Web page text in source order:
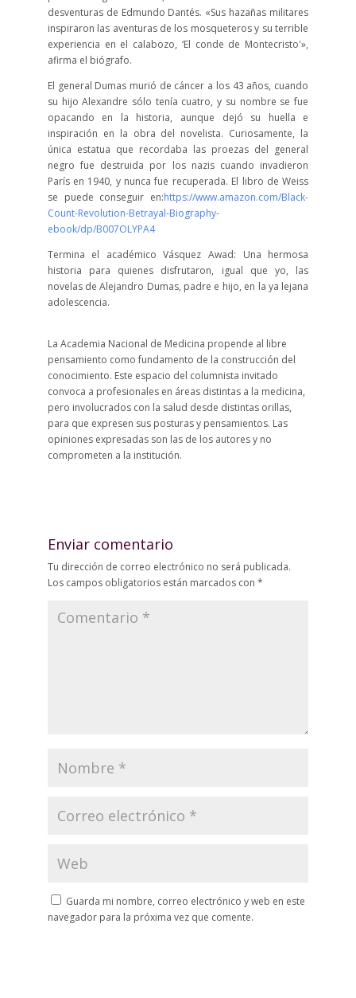
desventuras de Edmundo Dantés. «Sus hazañas militares
inspiraron las aventuras de los mosqueteros y su terrible
experiencia en el calabozo, ‘El conde de Montecristo'»,
afirma el biógrafo.
El general Dumas murió de cáncer a los 43 años, cuando
su hijo Alexandre sólo tenía cuatro, y su nombre se fue
opacando en la historia, aunque dejó su huella e
inspiración en la obra del novelista. Curiosamente, la
única estatua que recordaba las proezas del general
negro fue destruida por los nazis cuando invadieron
París en 1940, y nunca fue recuperada. El libro de Weiss
se puede conseguir en:https://www.amazon.com/Black-
Count-Revolution-Betrayal-Biography-
ebook/dp/B007OLYPA4
Termina el académico Vásquez Awad: Una hermosa
historia para quienes disfrutaron, igual que yo, las
novelas de Alejandro Dumas, padre e hijo, en la ya lejana
adolescencia.
La Academia Nacional de Medicina propende al libre
pensamiento como fundamento de la construcción del
conocimiento. Este espacio del columnista invitado
convoca a profesionales en áreas distintas a la medicina,
pero involucrados con la salud desde distintas orillas,
para que expresen sus posturas y pensamientos. Las
opiniones expresadas son las de los autores y no
comprometen a la institución.
Enviar comentario
Tu dirección de correo electrónico no será publicada.
Los campos obligatorios están marcados con *
Guarda mi nombre, correo electrónico y web en este
navegador para la próxima vez que comente.